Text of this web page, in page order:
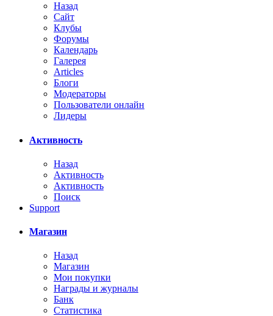
Назад
Сайт
Клубы
Форумы
Календарь
Галерея
Articles
Блоги
Модераторы
Пользователи онлайн
Лидеры
Активность
Назад
Активность
Активность
Поиск
Support
Магазин
Назад
Магазин
Мои покупки
Награды и журналы
Банк
Статистика